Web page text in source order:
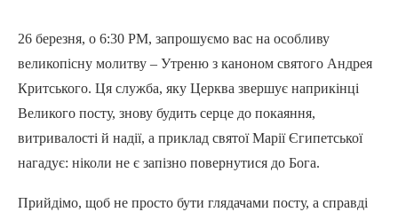
26 березня, о 6:30 PM, запрошуємо вас на особливу
великопісну молитву – Утреню з каноном святого Андрея
Критського. Ця служба, яку Церква звершує наприкінці
Великого посту, знову будить серце до покаяння,
витривалості й надії, а приклад святої Марії Єгипетської
нагадує: ніколи не є запізно повернутися до Бога.
Прийдімо, щоб не просто бути глядачами посту, а справді